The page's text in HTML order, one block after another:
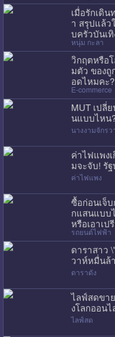
เมื่อรักเดิ
า สรุปแล้ว
บครัวบันเทิ
หนุ่ม กะลา
วิกฤตหรือ
มตัว ของถู
อดไหมคะ?
E-commerce
MUT เปลี่
นแบบไหน
นางงามจักรว
ค่าไฟแพง
มจะจับ! รั
ค่าไฟแพง
ซื้อก่อนเจ็
กแสนแบบ
หรือเอาเป
รถยนต์ไฟฟ้า
ดาราสาว
วาห์หมื่นล้
ดาราดัง
ไลฟ์สดขา
งโลกออนไ
ไลฟ์สด